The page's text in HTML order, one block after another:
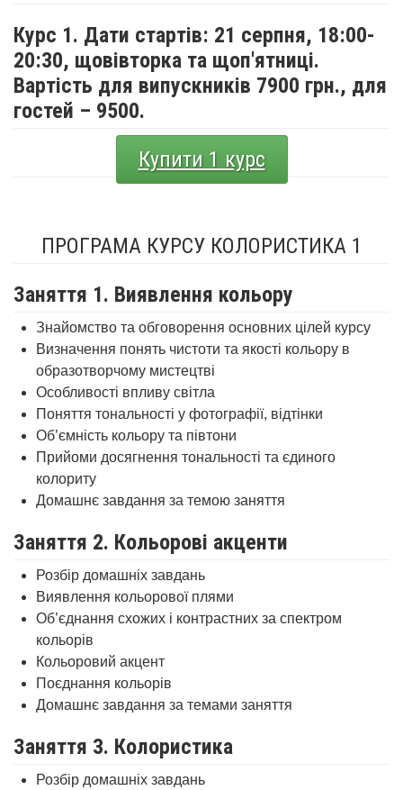
Курс 1. Дати стартів: 21 серпня, 18:00-
20:30, щовівторка та щоп'ятниці.
Вартість для випускників 7900 грн., для
гостей – 9500.
Купити 1 курс
ПРОГРАМА КУРСУ КОЛОРИСТИКА 1
Заняття 1. Виявлення кольору
Знайомство та обговорення основних цілей курсу
Визначення понять чистоти та якості кольору в
образотворчому мистецтві
Особливості впливу світла
Поняття тональності у фотографії, відтінки
Об’ємність кольору та півтони
Прийоми досягнення тональності та єдиного
колориту
Домашнє завдання за темою заняття
Заняття 2. Кольорові акценти
Розбір домашніх завдань
Виявлення кольорової плями
Об’єднання схожих і контрастних за спектром
кольорів
Кольоровий акцент
Поєднання кольорів
Домашнє завдання за темами заняття
Заняття 3. Колористика
Розбір домашніх завдань